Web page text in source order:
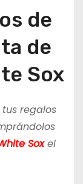
de
de
Sox
regalos
Soxel